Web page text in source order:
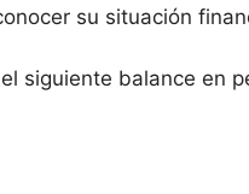
su situación
siguiente balance en